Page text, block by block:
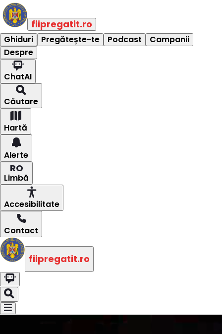
fiipregatit.ro
Ghiduri Pregătește-te Podcast
Campanii
Despre
ChatAI
Căutare
Hartă
Alerte
RO
Limbă
Accesibilitate
Contact
fiipregatit.ro